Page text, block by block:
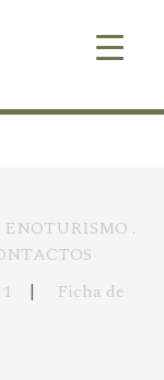
ENOTURISMO .
| Ficha de